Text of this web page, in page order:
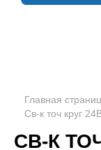
Главная
Св-к точ круг
СВ-К